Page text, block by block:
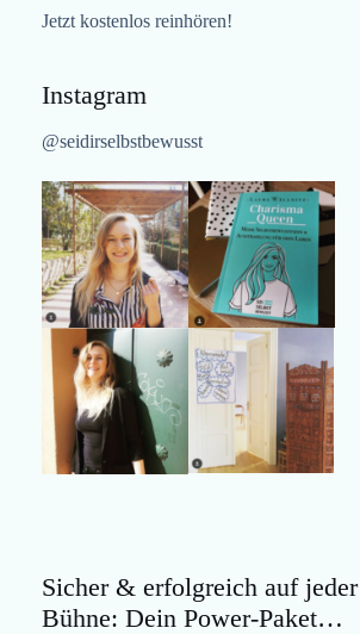
Jetzt kostenlos reinhören!
Instagram
@seidirselbstbewusst
Sicher & erfolgreich auf jeder
Bühne: Dein Power-Paket…